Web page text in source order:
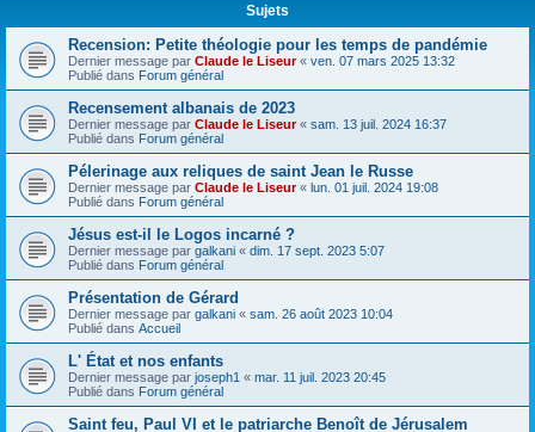
Sujets
Recension: Petite théologie pour les temps de pandémie
Dernier message par Claude le Liseur« ven. 07 mars 2025 13:32
Publié dans Forum général
Recensement albanais de 2023
Dernier message par Claude le Liseur« sam. 13 juil. 2024 16:37
Publié dans Forum général
Pélerinage aux reliques de saint Jean le Russe
Dernier message par Claude le Liseur« lun. 01 juil. 2024 19:08
Publié dans Forum général
Jésus est-il le Logos incarné ?
Dernier message par galkani « dim. 17 sept. 2023 5:07
Publié dans Forum général
Présentation de Gérard
Dernier message par galkani « sam. 26 août 2023 10:04
Publié dans Accueil
L' État et nos enfants
Dernier message par joseph1 « mar. 11 juil. 2023 20:45
Publié dans Forum général
Saint feu, Paul VI et le patriarche Benoît de Jérusalem